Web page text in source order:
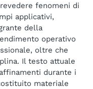
fenomeni di
applicativi,
della
operativo
oltre che
Il testo attuale
durante i
materiale